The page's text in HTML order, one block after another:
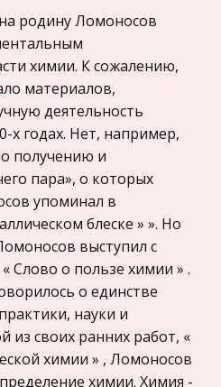
право
Таможня,
форма права
адрес: Г.
Г. Смоленск
Стр. 1. Понятие и
права. Стр. 2. Понятие,
создания. Место в
создания ЭВМ. 1.1
машины. 1.2 Идеи
ЭВМ. 2.1
2.2
2.3 Компьюте
родину Ломоносов
химии. К сожалению,
материалов,
деятельность
х годах. Нет, например,
получению и
пара», о которых
упоминал в
блеске » ». Но
выступил с
Слово о пользе химии » .
о единстве
науки и
из своих ранних работ, «
химии » , Ломоносов
химии. Химия -